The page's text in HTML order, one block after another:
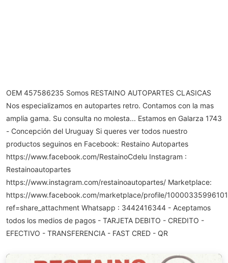
OEM 457586235 Somos RESTAINO AUTOPARTES CLASICAS
Nos especializamos en autopartes retro. Contamos con la mas
amplia gama. Su consulta no molesta... Estamos en Galarza 1743
- Concepción del Uruguay Si queres ver todos nuestro
productos seguinos en Facebook: Restaino Autopartes
https://www.facebook.com/RestainoCdelu Instagram :
Restainoautopartes
https://www.instagram.com/restainoautopartes/ Marketplace:
https://www.facebook.com/marketplace/profile/
ref=share_attachment Whatsapp : 3442416344 - Aceptamos
todos los medios de pagos - TARJETA DEBITO - CREDITO -
EFECTIVO - TRANSFERENCIA - FAST CRED - QR